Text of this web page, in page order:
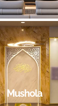
Mushola